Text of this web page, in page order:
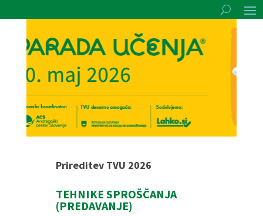
Prireditev TVU 2026
TEHNIKE SPROŠČANJA
(PREDAVANJE)